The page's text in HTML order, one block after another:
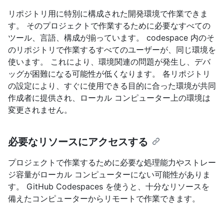
リポジトリ用に特別に構成された開発環境で作業できま
す。 そのプロジェクトで作業するために必要なすべての
ツール、言語、構成が揃っています。 codespace 内のそ
のリポジトリで作業するすべてのユーザーが、同じ環境を
使います。 これにより、環境関連の問題が発生し、デバ
ッグが困難になる可能性が低くなります。 各リポジトリ
の設定により、すぐに使用できる目的に合った環境が共同
作成者に提供され、ローカル コンピューター上の環境は
変更されません。
必要なリソースにアクセスする
プロジェクトで作業するために必要な処理能力やストレー
ジ容量がローカル コンピューターにない可能性がありま
す。 GitHub Codespaces を使うと、十分なリソースを
備えたコンピューターからリモートで作業できます。